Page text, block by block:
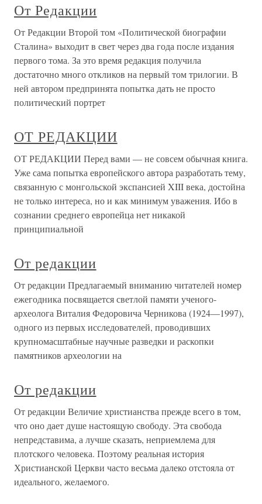
От Редакции
От Редакции Второй том «Политической биографии
Сталина» выходит в свет через два года после издания
первого тома. За это время редакция получила
достаточно много откликов на первый том трилогии. В
ней автором предпринята попытка дать не просто
политический портрет
ОТ РЕДАКЦИИ
ОТ РЕДАКЦИИ Перед вами — не совсем обычная книга.
Уже сама попытка европейского автора разработать тему,
связанную с монгольской экспансией XIII века, достойна
не только интереса, но и как минимум уважения. Ибо в
сознании среднего европейца нет никакой
принципиальной
От редакции
От редакции Предлагаемый вниманию читателей номер
ежегодника посвящается светлой памяти ученого-
археолога Виталия Федоровича Черникова (1924—1997),
одного из первых исследователей, проводивших
крупномасштабные научные разведки и раскопки
памятников археологии на
От редакции
От редакции Величие христианства прежде всего в том,
что оно дает душе настоящую свободу. Эта свобода
непредставима, а лучше сказать, неприемлема для
плотского человека. Поэтому реальная история
Христианской Церкви часто весьма далеко отстояла от
идеального, желаемого.